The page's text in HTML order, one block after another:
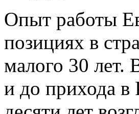
Опыт работы
позициях в
малого 30 лет.
и до прихода в